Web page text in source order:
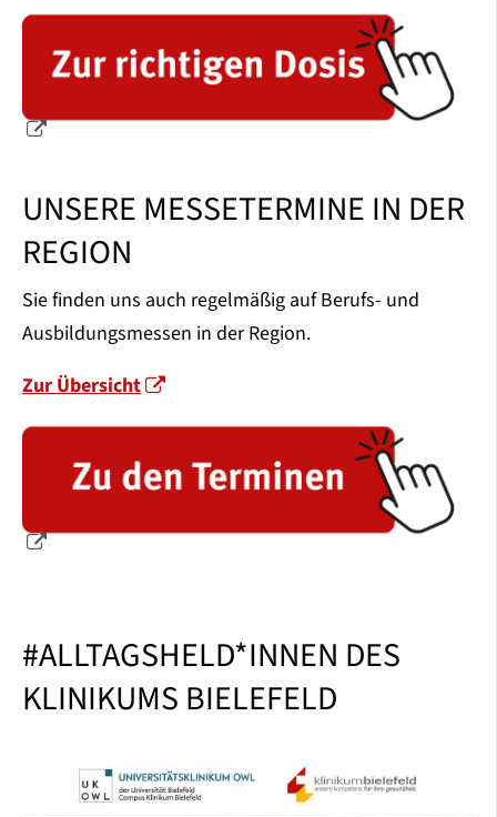
UNSERE MESSETERMINE IN DER
REGION
Sie finden uns auch regelmäßig auf Berufs- und
Ausbildungsmessen in der Region.
Zur Übersicht
#ALLTAGSHELD*INNEN DES
KLINIKUMS BIELEFELD